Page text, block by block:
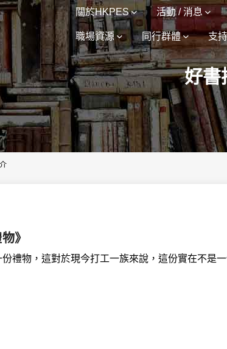
關於HKPES 活動 / 消息
職場資源 同行群體 支
好書
》
禮物，這對於現今打工一族來說，這份實在不是